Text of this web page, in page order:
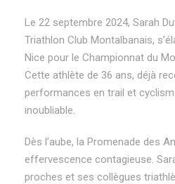
Le 22 septembre 2024, Sarah
Triathlon Club Montalbanais,
Nice pour le Championnat du
Cette athlète de 36 ans, déjà
performances en trail et
inoubliable.
Dès l’aube, la Promenade des
effervescence contagieuse.
proches et ses collègues